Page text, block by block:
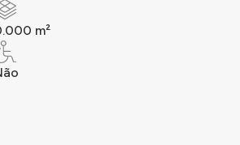
m²